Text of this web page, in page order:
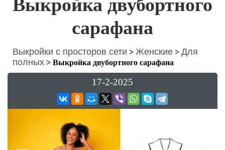
Выкройка двубортного
сарафана
Выкройки с просторов сети > Женские > Для
полных > Выкройка двубортного сарафана
17-2-2025